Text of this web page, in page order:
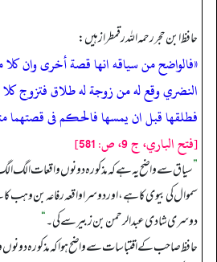
حافظ ابن حجر رحمہ اللہ رقمطراز ہیں:
«فالواضح من سياقه انها قصة أخرى وان
النضري وقع له من زوجة له طلاق فتزوج كلا
فطلقها قبل ان يمسها فالحكم فى قصتهما
[فتح الباري، ج 9، ص: 581]
”سیاق سے واضح یہ ہے کہ مذکورہ دونوں واقعات الگ الگ
سموال کی بیوی کا ہے، اور دوسرا واقعہ رفاعہ بن
دوسری شادی عبدالرحمن بن زبیر سے کی۔“
حافظ صاحب کے اقتباسات سے واضح ہوا کہ مذکورہ